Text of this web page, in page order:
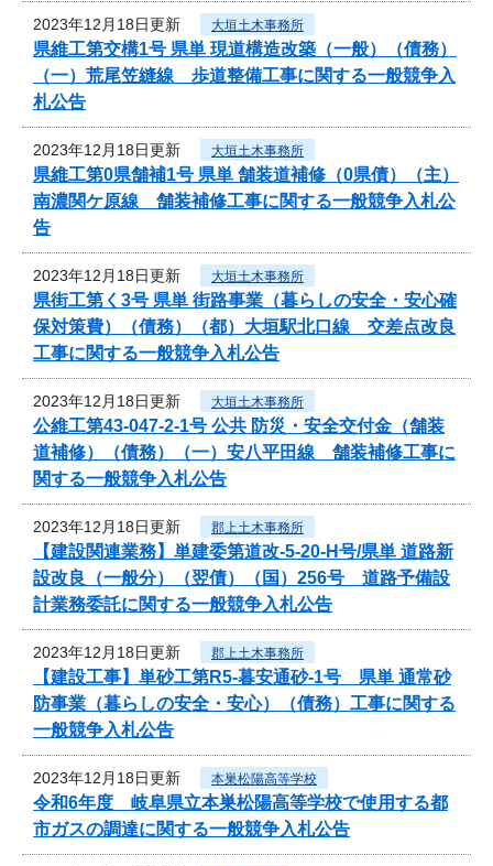
2023年12月18日更新 大垣土木事務所
県維工第交構1号 県単 現道構造改築（一般）（債務）
（一）荒尾笠縫線 歩道整備工事に関する一般競争入
札公告
2023年12月18日更新 大垣土木事務所
県維工第0県舗補1号 県単 舗装道補修（0県債）（主）
南濃関ケ原線 舗装補修工事に関する一般競争入札公
告
2023年12月18日更新 大垣土木事務所
県街工第く3号 県単 街路事業（暮らしの安全・安心確
保対策費）（債務）（都）大垣駅北口線 交差点改良
工事に関する一般競争入札公告
2023年12月18日更新 大垣土木事務所
公維工第43-047-2-1号 公共 防災・安全交付金（舗装
道補修）（債務）（一）安八平田線 舗装補修工事に
関する一般競争入札公告
2023年12月18日更新 郡上土木事務所
【建設関連業務】単建委第道改-5-20-H号/県単 道路新
設改良（一般分）（翌債）（国）256号 道路予備設
計業務委託に関する一般競争入札公告
2023年12月18日更新 郡上土木事務所
【建設工事】単砂工第R5-暮安通砂-1号 県単 通常砂
防事業（暮らしの安全・安心）（債務）工事に関する
一般競争入札公告
2023年12月18日更新 本巣松陽高等学校
令和6年度 岐阜県立本巣松陽高等学校で使用する都
市ガスの調達に関する一般競争入札公告